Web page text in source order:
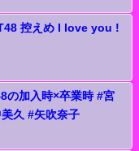
控えめ I love you !
の加入時×卒業時 #宮
久 #矢吹奈子